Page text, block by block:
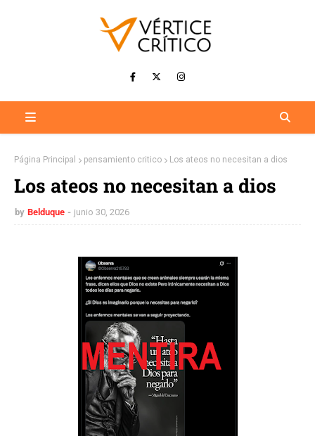
Página Principal pensamiento critico Los ateos no necesitan a dios
Los ateos no necesitan a dios
by Belduque junio 30, 2026